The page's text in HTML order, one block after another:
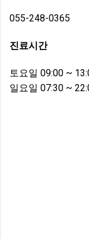
055-248-0365
진료시간
토요일 09:00 ~
일요일 07:30 ~